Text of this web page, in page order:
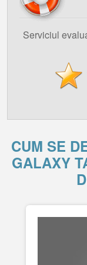
Serviciul
CUM SE
GALAXY